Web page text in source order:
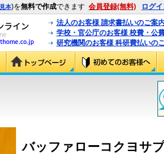
見本)を無料で作成できます 会員登録(無料) ログ
法人のお客様 請求書払いのご案
学校・官公庁のお客様 校費・公
研究機関のお客様 科研費払いの
バッファローコクヨサ